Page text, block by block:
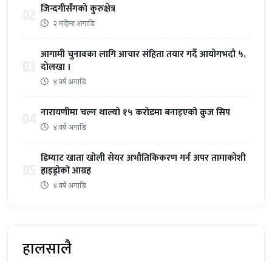
जिन्दगीसँगको कुरुक्षेत्र
२ महिना अगाडि
आगामी चुनावका लागि आचार संहिता तयार गर्दै आयोगभदौ ५,
दोलखा ।
४ वर्ष अगाडि
नारायणीमा चल्न थाल्यो १५ करोडमा बनाइएको क्रुज सिप
४ वर्ष अगाडि
डिम्याट खाता खोली सेयर अभौतिकिकरण गर्न अपर तामाकोशी
हाइड्रोको आग्रह
४ वर्ष अगाडि
हालसालै